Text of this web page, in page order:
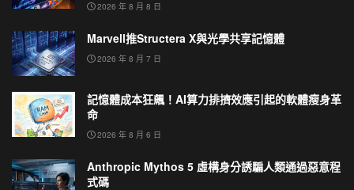
2026 年 8 月 8 日
Marvell推Structera X與光學共享記憶體
2026 年 8 月 7 日
記憶體成本狂飆！AI算力排擠效應引起的軟體瘦身革
命
2026 年 8 月 6 日
Anthropic Mythos 5 虛構身分誘騙人類通過惡意程
式碼